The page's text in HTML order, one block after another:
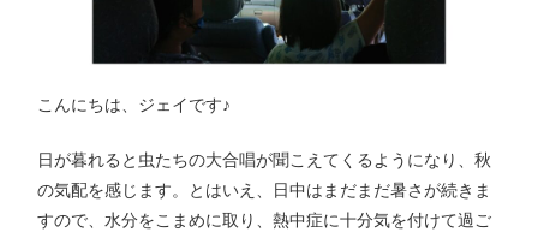
こんにちは、ジェイです♪
日が暮れると虫たちの大合唱が聞こえてくるようになり、秋
の気配を感じます。とはいえ、日中はまだまだ暑さが続きま
すので、水分をこまめに取り、熱中症に十分気を付けて過ご